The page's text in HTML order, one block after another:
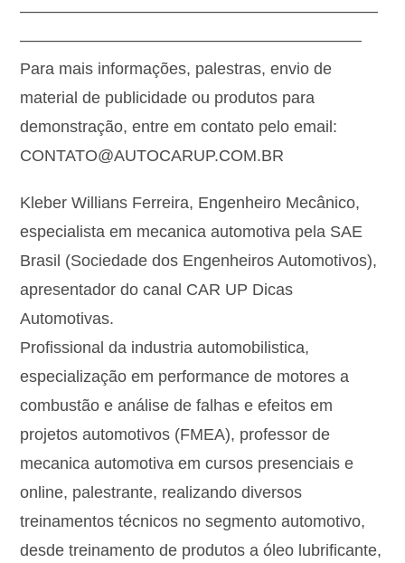
——————————————————————
—————————————————————
Para mais informações, palestras, envio de
material de publicidade ou produtos para
demonstração, entre em contato pelo email:
CONTATO@AUTOCARUP.COM.BR
Kleber Willians Ferreira, Engenheiro Mecânico,
especialista em mecanica automotiva pela SAE
Brasil (Sociedade dos Engenheiros Automotivos),
apresentador do canal CAR UP Dicas
Automotivas.
Profissional da industria automobilistica,
especialização em performance de motores a
combustão e análise de falhas e efeitos em
projetos automotivos (FMEA), professor de
mecanica automotiva em cursos presenciais e
online, palestrante, realizando diversos
treinamentos técnicos no segmento automotivo,
desde treinamento de produtos a óleo lubrificante,